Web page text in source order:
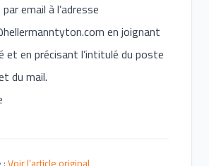
email à l’adresse
en joignant
et en précisant l’intitulé du poste
du mail.